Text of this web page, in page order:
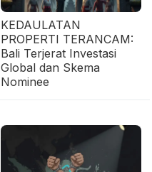
KEDAULATAN
PROPERTI TERANCAM:
Bali Terjerat Investasi
Global dan Skema
Nominee